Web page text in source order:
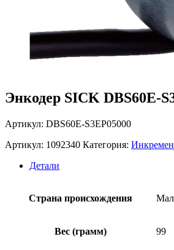
Энкодер SICK DBS60E-
Артикул: DBS60E-S3EP05000
Артикул: 1092340 Категория:
Детали
Страна происхождения
Вес (грамм) 99